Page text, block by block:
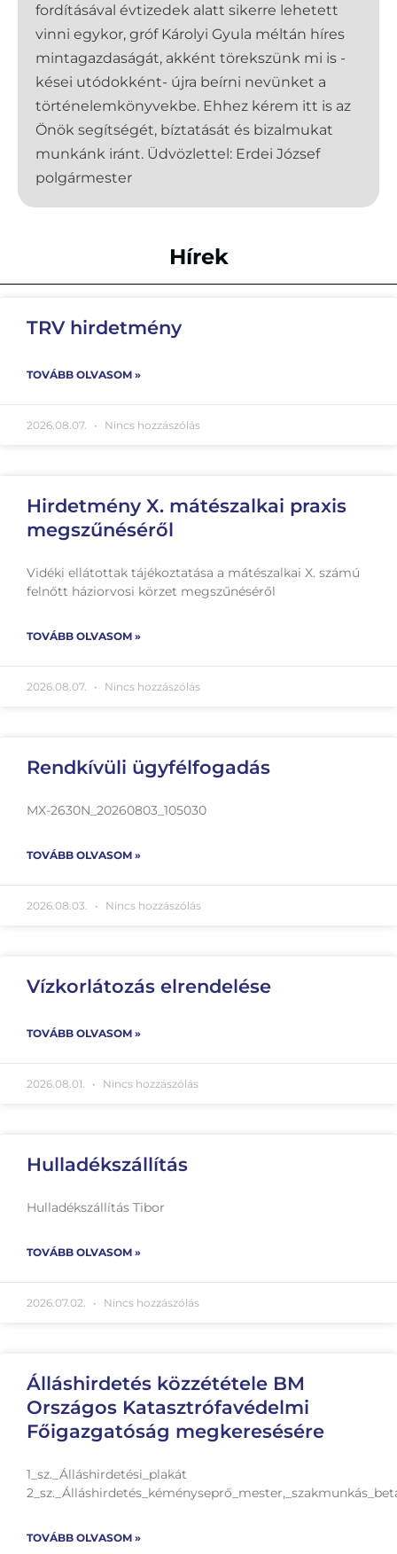
fordításával évtizedek alatt sikerre lehetett
vinni egykor, gróf Károlyi Gyula méltán híres
mintagazdaságát, akként törekszünk mi is -
kései utódokként- újra beírni nevünket a
történelemkönyvekbe. Ehhez kérem itt is az
Önök segítségét, bíztatását és bizalmukat
munkánk iránt. Üdvözlettel: Erdei József
polgármester
Hírek
TRV hirdetmény
TOVÁBB OLVASOM »
2026.08.07. Nincs hozzászólás
Hirdetmény X. mátészalkai praxis
megszűnéséről
Vidéki ellátottak tájékoztatása a mátészalkai X. számú
felnőtt háziorvosi körzet megszűnéséről
TOVÁBB OLVASOM »
2026.08.07. Nincs hozzászólás
Rendkívüli ügyfélfogadás
MX-2630N_20260803_105030
TOVÁBB OLVASOM »
2026.08.03. Nincs hozzászólás
Vízkorlátozás elrendelése
TOVÁBB OLVASOM »
2026.08.01. Nincs hozzászólás
Hulladékszállítás
Hulladékszállítás Tibor
TOVÁBB OLVASOM »
2026.07.02. Nincs hozzászólás
Álláshirdetés közzététele BM
Országos Katasztrófavédelmi
Főigazgatóság megkeresésére
1_sz._Álláshirdetési_plakát
TOVÁBB OLVASOM »